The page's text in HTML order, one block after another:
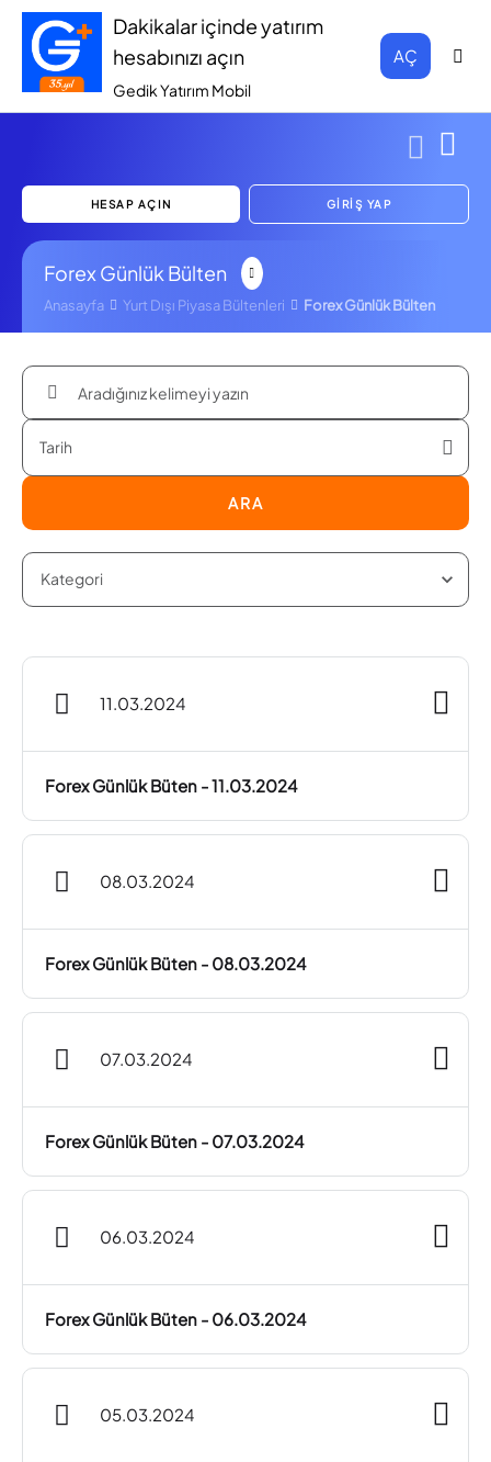
Dakikalar içinde yatırım
hesabınızı açın
Gedik Yatırım Mobil
AÇ
HESAP AÇIN GİRİŞ YAP
Forex Günlük Bülten
Anasayfa Yurt Dışı Piyasa Bültenleri Forex Günlük Bülten
ARA
11.03.2024
Forex Günlük Büten - 11.03.2024
08.03.2024
Forex Günlük Büten - 08.03.2024
07.03.2024
Forex Günlük Büten - 07.03.2024
06.03.2024
Forex Günlük Büten - 06.03.2024
05.03.2024